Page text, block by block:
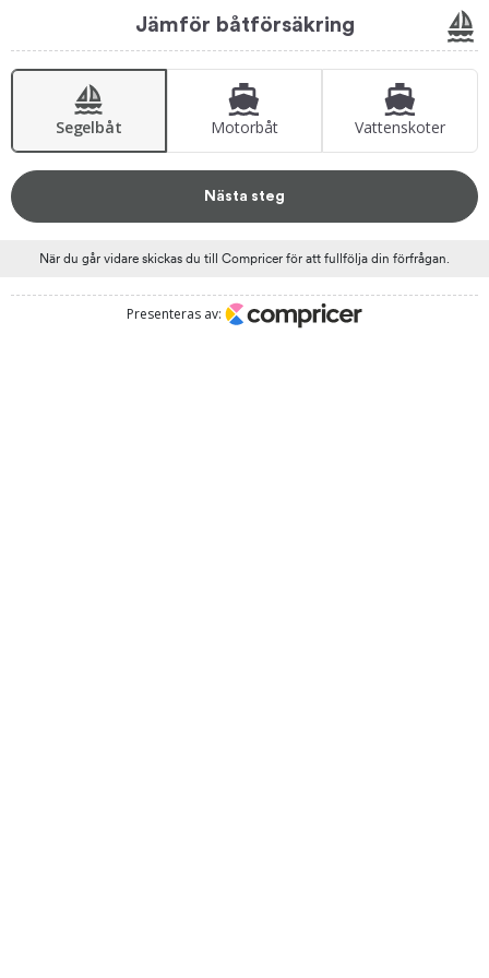
Jämför båtförsäkring
Segelbåt Motorbåt Vattenskoter
Nästa steg
När du går vidare skickas du till Compricer för att fullfölja din förfrågan.
Presenteras av: